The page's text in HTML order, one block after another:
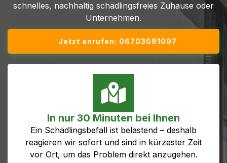
schnelles, nachhaltig schädlingsfreies Zuhause oder
Unternehmen.
Jetzt anrufen: 06703091097
In nur 30 Minuten bei Ihnen
Ein Schädlingsbefall ist belastend – deshalb
reagieren wir sofort und sind in kürzester Zeit
vor Ort, um das Problem direkt anzugehen.